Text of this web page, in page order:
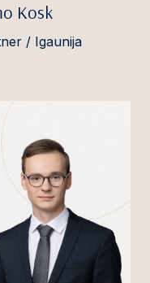
Kosk
/ Igaunija